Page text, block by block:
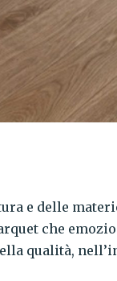
e delle
che
qualità,